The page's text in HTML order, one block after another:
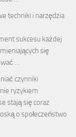
techniki i narzędzia
sukcesu każdej
się
…
czynniki
ryzykiem
stają się coraz
o społeczeństwo